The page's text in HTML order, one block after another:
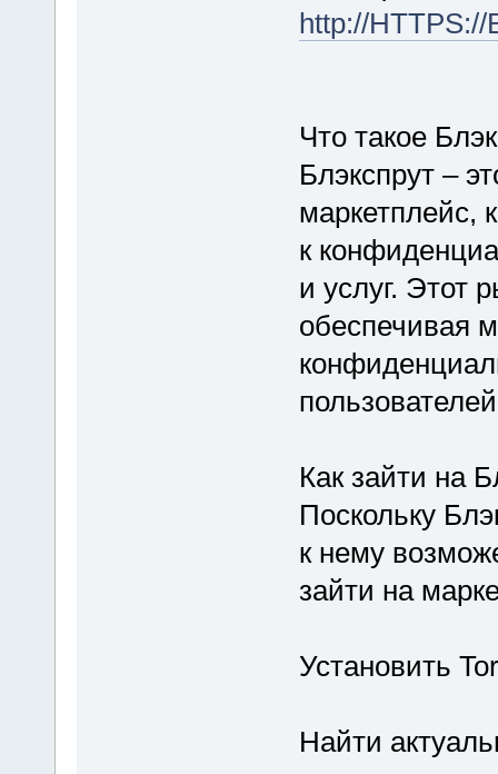
http://HTTPS://
Что такое
Блэкспрут –
маркетплейс,
к
и услуг. Этот
обеспечивая
Как зайти на
Поскольку
к нему
зайти на
Установить
Найти